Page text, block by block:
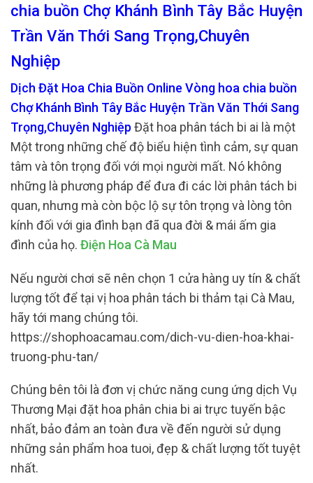
chia buồn Chợ Khánh Bình Tây Bắc Huyện
Trần Văn Thới Sang Trọng,Chuyên
Nghiệp
Dịch Đặt Hoa Chia Buồn Online Vòng hoa chia buồn
Chợ Khánh Bình Tây Bắc Huyện Trần Văn Thới Sang
Trọng,Chuyên Nghiệp Đặt hoa phân tách bi ai là một
Một trong những chế độ biểu hiện tình cảm, sự quan
tâm và tôn trọng đối với mọi người mất. Nó không
những là phương pháp để đưa đi các lời phân tách bi
quan, nhưng mà còn bộc lộ sự tôn trọng và lòng tôn
kính đối với gia đình bạn đã qua đời & mái ấm gia
đình của họ. Điện Hoa Cà Mau
Nếu người chơi sẽ nên chọn 1 cửa hàng uy tín & chất
lượng tốt để tại vị hoa phân tách bi thảm tại Cà Mau,
hãy tới mang chúng tôi.
https://shophoacamau.com/dich-vu-dien-hoa-khai-
truong-phu-tan/
Chúng bên tôi là đơn vị chức năng cung ứng dịch Vụ
Thương Mại đặt hoa phân chia bi ai trực tuyến bậc
nhất, bảo đảm an toàn đưa về đến người sử dụng
những sản phẩm hoa tuoi, đẹp & chất lượng tốt tuyệt
nhất.